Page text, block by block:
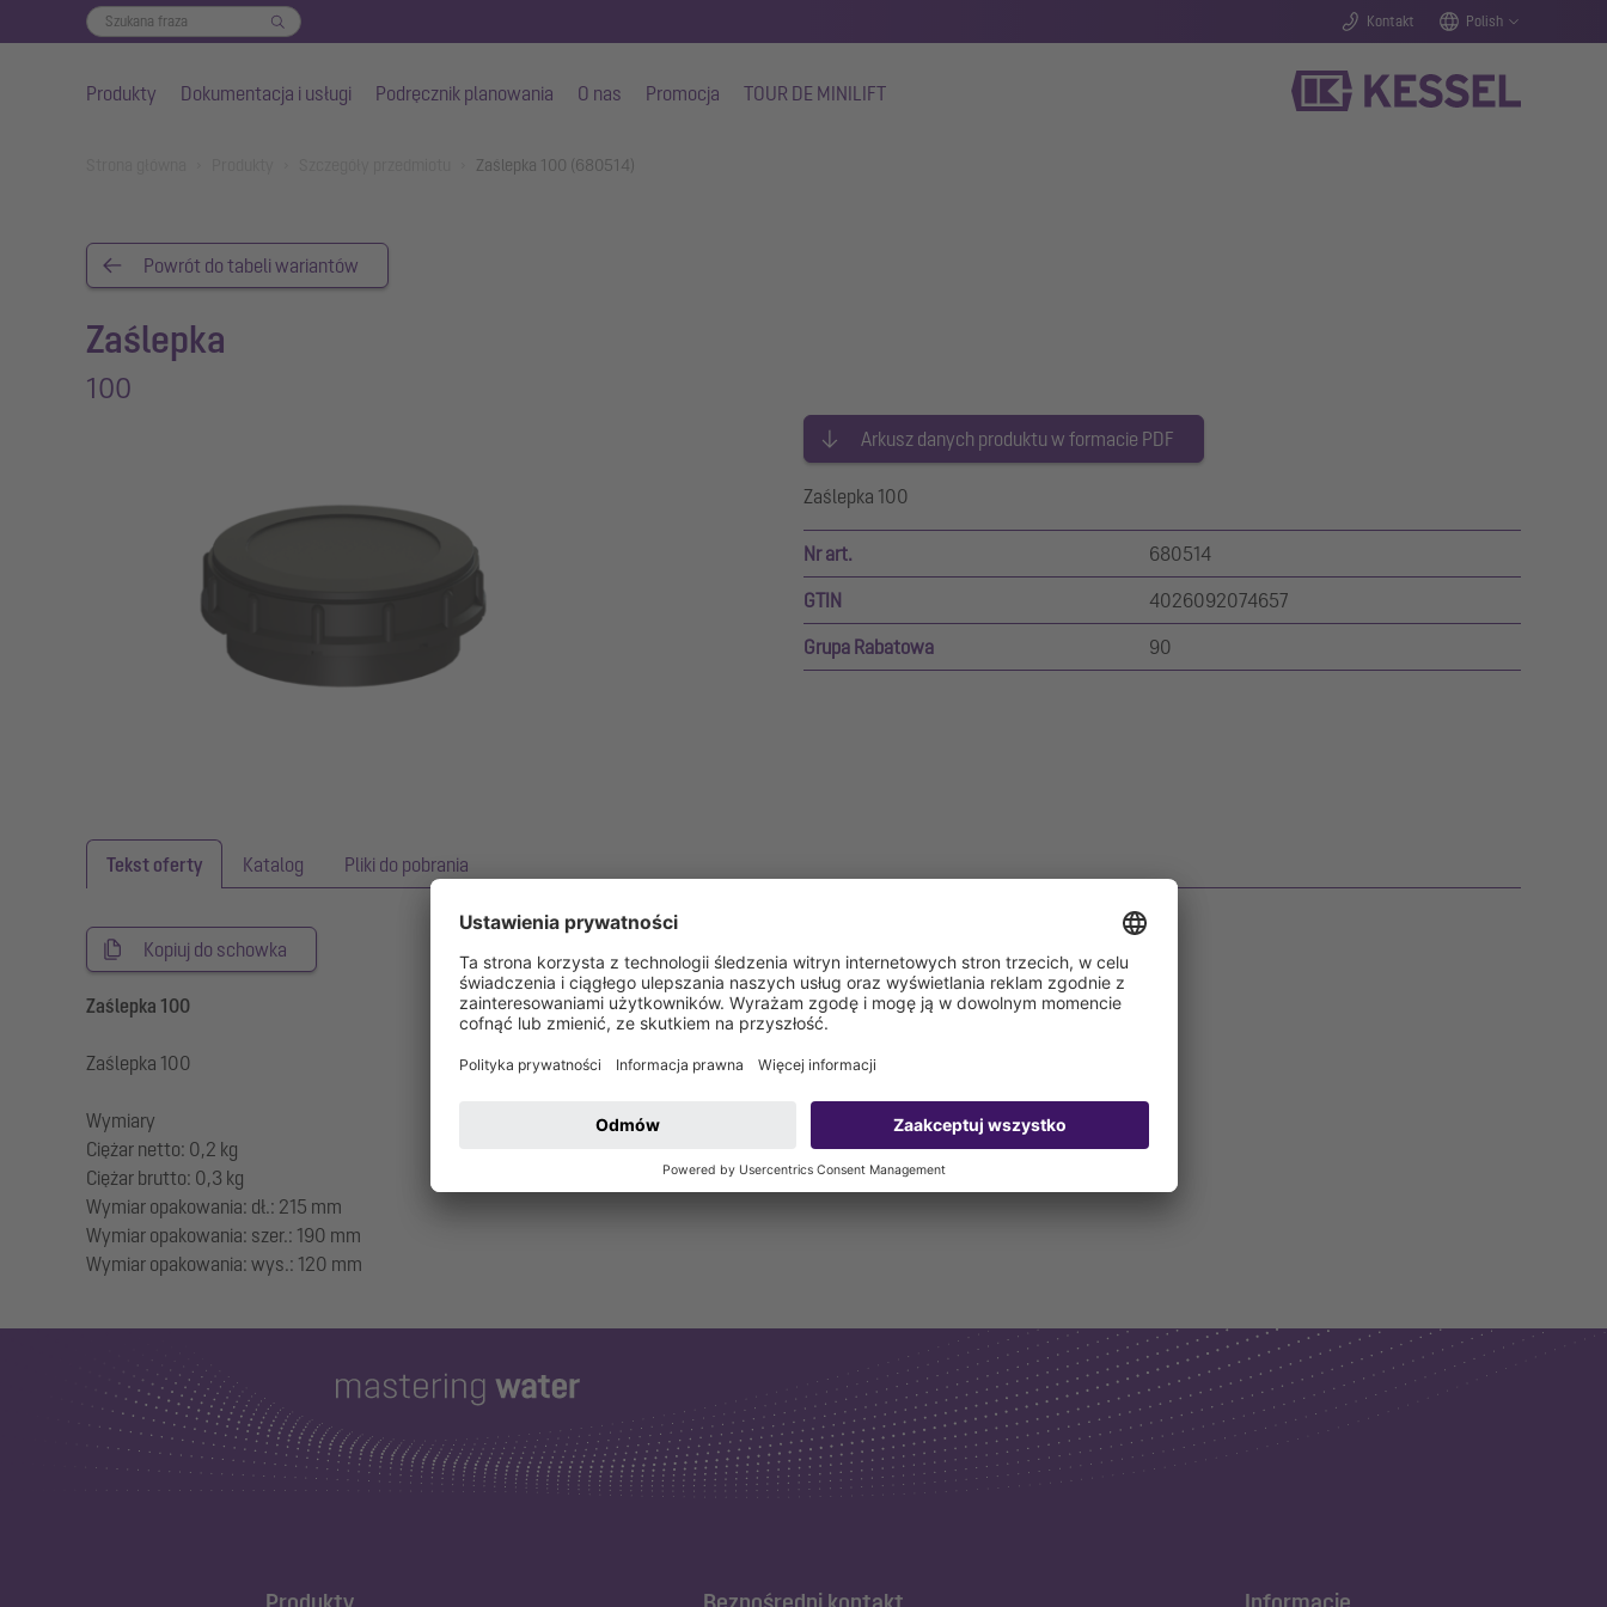
Kontakt Polish
Produkty Dokumentacja i usługi Podręcznik planowania O nas Promocja TOUR DE MINILIFT
Zaślepka 100 (680514)
Powrót do tabeli wariantów
Zaślepka
100
Arkusz danych produktu w formacie PDF
Zaślepka 100
Nr art. 680514
GTIN 4026092074657
Grupa Rabatowa 90
Tekst oferty Katalog Pliki do pobrania
Kopiuj do schowka
Zaślepka 100
Zaślepka 100
Wymiary
Ciężar netto: 0,2 kg
Ciężar brutto: 0,3 kg
Wymiar opakowania: dł.: 215 mm
Wymiar opakowania: szer.: 190 mm
Produkty Bezpośredni kontakt Informacje